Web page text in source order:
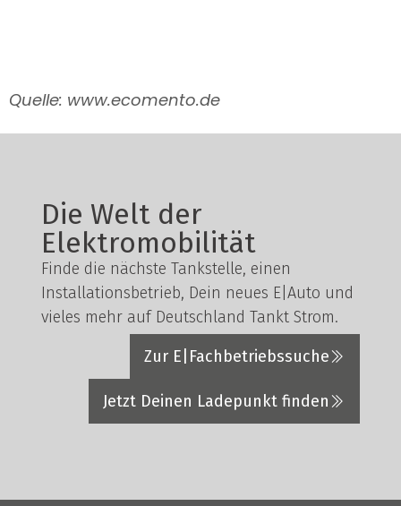
Quelle: www.ecomento.de
Die Welt der
Elektromobilität
Finde die nächste Tankstelle, einen
Installationsbetrieb, Dein neues E|Auto und
vieles mehr auf Deutschland Tankt Strom.
Zur E|Fachbetriebssuche
Jetzt Deinen Ladepunkt finden